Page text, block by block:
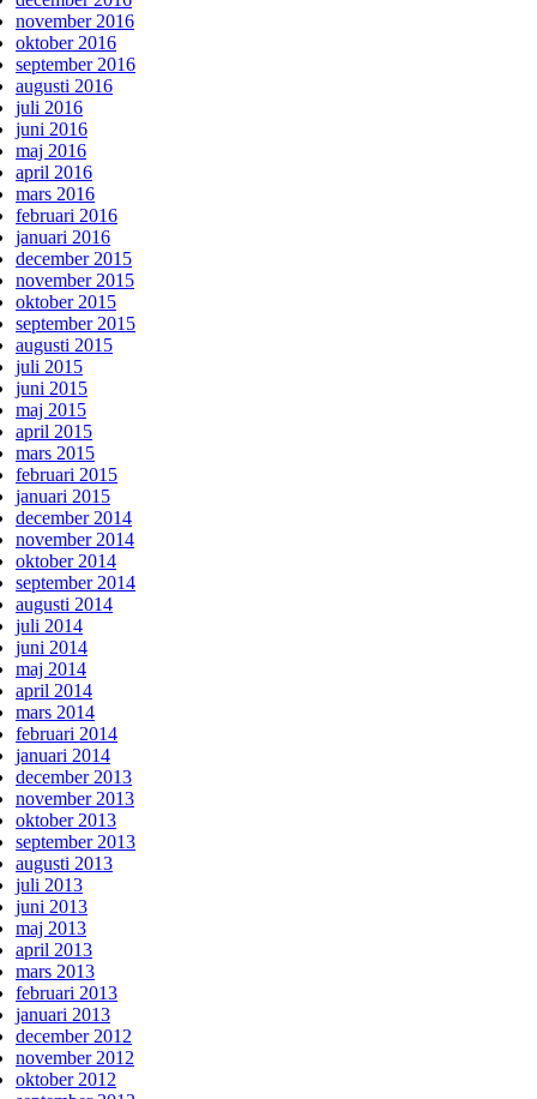
november 2016
oktober 2016
september 2016
augusti 2016
juli 2016
juni 2016
maj 2016
april 2016
mars 2016
februari 2016
januari 2016
december 2015
november 2015
oktober 2015
september 2015
augusti 2015
juli 2015
juni 2015
maj 2015
april 2015
mars 2015
februari 2015
januari 2015
december 2014
november 2014
oktober 2014
september 2014
augusti 2014
juli 2014
juni 2014
maj 2014
april 2014
mars 2014
februari 2014
januari 2014
december 2013
november 2013
oktober 2013
september 2013
augusti 2013
juli 2013
juni 2013
maj 2013
april 2013
mars 2013
februari 2013
januari 2013
december 2012
november 2012
oktober 2012